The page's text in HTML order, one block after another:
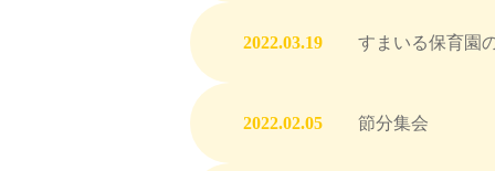
2022.03.19 すまいる保育園
2022.02.05 節分集会